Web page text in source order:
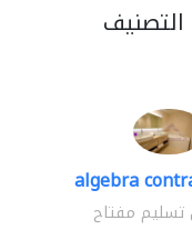
algebra
تسليم مفتاح